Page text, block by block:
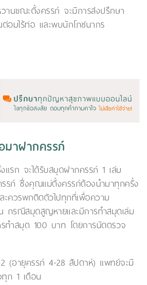
านขณะตั้งครรภ์ จะมีการส่งปรึกษา
อมไร้ท่อ และพบนักโภชนากร
มาฝากครรภ์
แรก จะได้รับสมุดฝากครรภ์ 1 เล่ม
รภ์ ซึ่งคุณแม่ตั้งครรภ์ต้องนำมาทุกครั้ง
ควรพกติดตัวไปทุกที่เพื่อความ
กรณีสมุดสูญหายและมีการทำสมุดเล่ม
ทำสมุด 100 บาท โดยการนัดตรวจ
(อายุครรภ์ 4-28 สัปดาห์) แพทย์จะมี
ก 1 เดือน